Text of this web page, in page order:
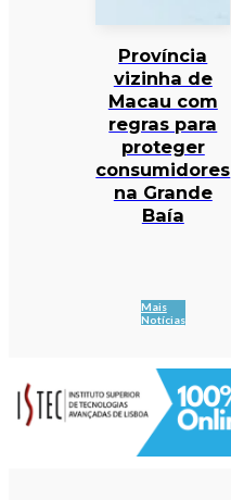
Província
vizinha de
Macau com
regras para
proteger
consumidores
na Grande
Baía
Mais
Notícias